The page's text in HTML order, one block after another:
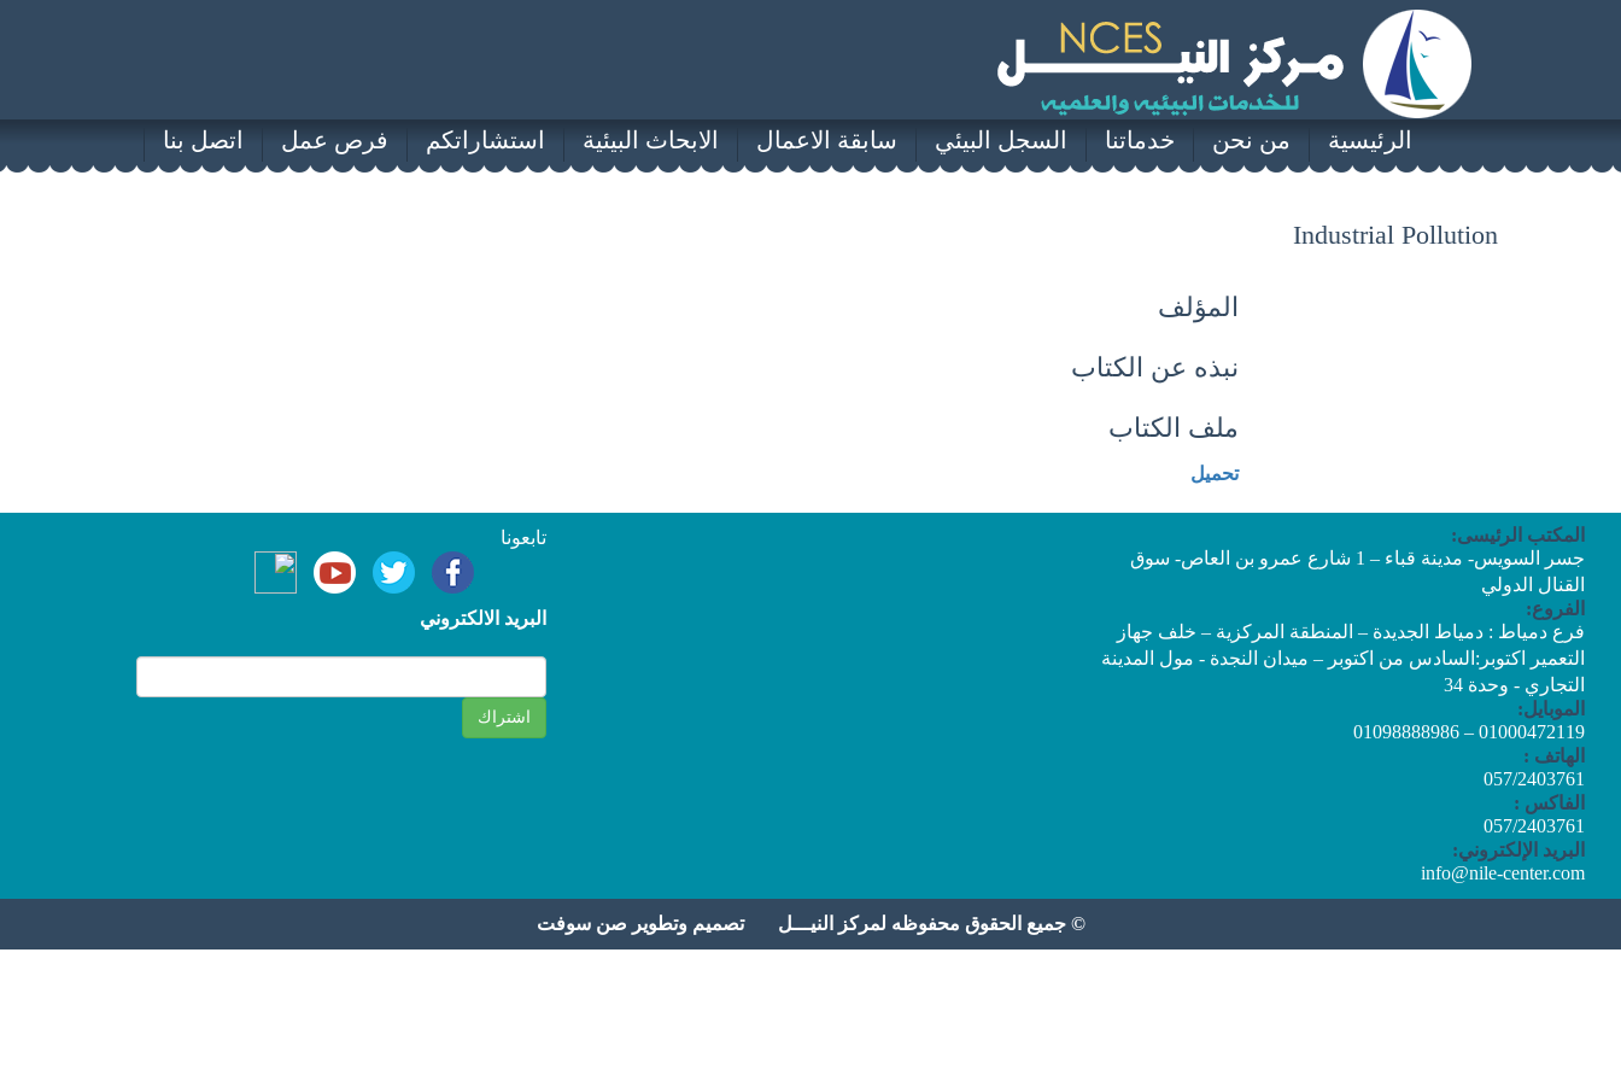
الرئيسية من نحن خدماتنا السجل البيئي سابقة الاعمال الابحاث البيئية استشاراتكم فرص عمل اتصل بنا
Industrial Pollution
المؤلف
نبذه عن الكتاب
ملف الكتاب
تحميل
تابعونا
البريد الالكتروني
المكتب الرئيسى:
جسر السويس- مدينة قباء – 1 شارع عمرو بن العاص- سوق
القنال الدولي
الفروع:
فرع دمياط : دمياط الجديدة – المنطقة المركزية – خلف جهاز
التعمير اكتوبر:السادس من اكتوبر – ميدان النجدة - مول المدينة
التجاري - وحدة 34
الموبايل:
01000472119 – 01098888986
الهاتف :
057/2403761
الفاكس :
057/2403761
البريد الإلكتروني:
info@nile-center.com
© جميع الحقوق محفوظه لمركز النيـــل تصميم وتطوير صن سوفت